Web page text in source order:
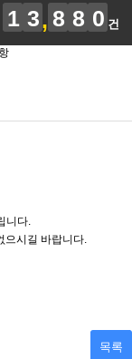
1 3 8 8 0 건
니다.
으시길 바랍니다.
목록